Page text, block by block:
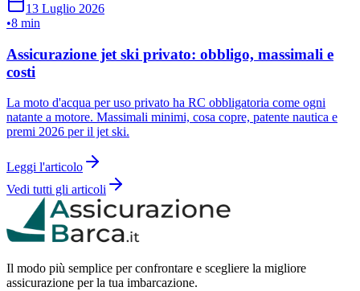
13 Luglio 2026
•8 min
Assicurazione jet ski privato: obbligo, massimali e
costi
La moto d'acqua per uso privato ha RC obbligatoria come ogni
natante a motore. Massimali minimi, cosa copre, patente nautica e
premi 2026 per il jet ski.
Leggi l'articolo
Vedi tutti gli articoli
Il modo più semplice per confrontare e scegliere la migliore
assicurazione per la tua imbarcazione.